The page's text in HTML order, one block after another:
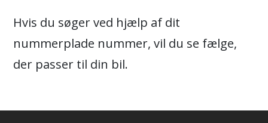
Hvis du søger ved hjælp af dit
nummerplade nummer, vil du se fælge,
der passer til din bil.